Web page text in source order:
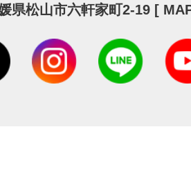
県松山市六軒家町2-19 [